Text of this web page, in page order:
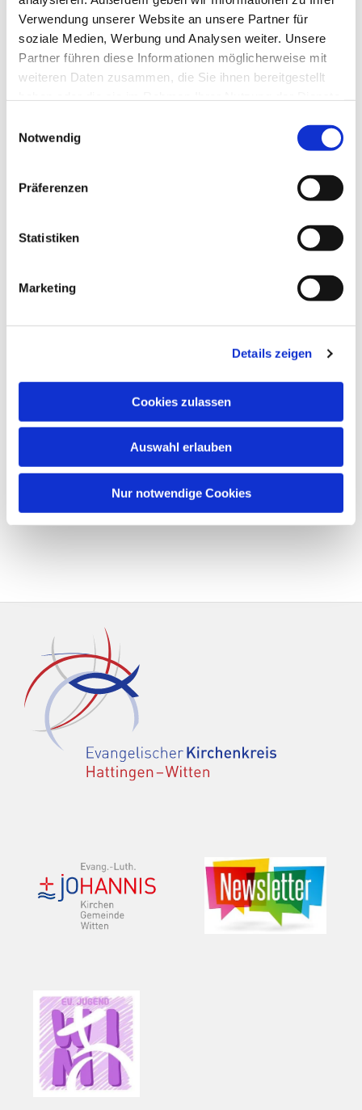
Verwendung unserer Website an unsere Partner für
soziale Medien, Werbung und Analysen weiter. Unsere
Partner führen diese Informationen möglicherweise mit
weiteren Daten zusammen, die Sie ihnen bereitgestellt
Notwendig
Präferenzen
Statistiken
Marketing
Details zeigen
Cookies zulassen
Auswahl erlauben
Nur notwendige Cookies
Dies könnte Sie auch